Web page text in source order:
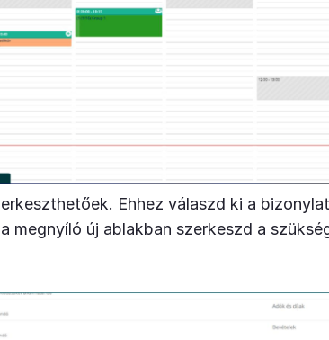
Ehhez válaszd ki a
megnyíló új ablakban szerkeszd a